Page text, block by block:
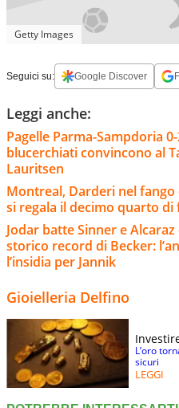
Getty Images
Seguici su: Google Discover
Leggi anche:
Pagelle Parma-Sampdoria
blucerchiati convincono al
Lauritsen
Montreal, Darderi nel
si regala il decimo quarto di
Jodar batte Sinner e
storico record di Becker:
l’insidia per Jannik
Gioielleria Delfino
L’oro
sicuri
LEGGI